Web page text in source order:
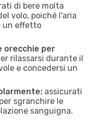
di bere molta
volo, poiché l'aria
un effetto
orecchie per
rilassarsi durante il
e concedersi un
assicurati
sgranchire le
sanguigna.